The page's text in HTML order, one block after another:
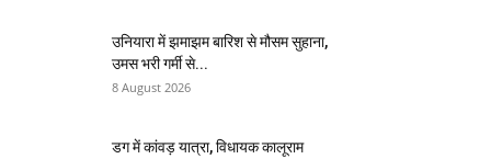
उनियारा में झमाझम बारिश से मौसम सुहाना,
उमस भरी गर्मी से...
8 August 2026
डग में कांवड़ यात्रा, विधायक कालूराम